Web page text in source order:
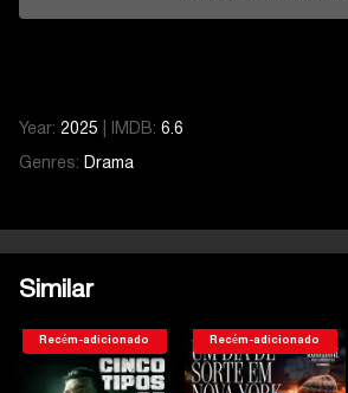
Year: 2025 IMDB: 6.6
Genres: Drama
Similar
Recém-adicionado Recém-adicionado